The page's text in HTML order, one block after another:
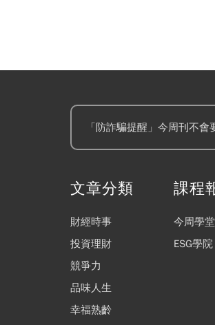
「防詐騙提醒」今周刊不
文章分類
財經時事
投資理財
競爭力
品味人生
幸福熟齡
課程
今周學堂
ESG學院